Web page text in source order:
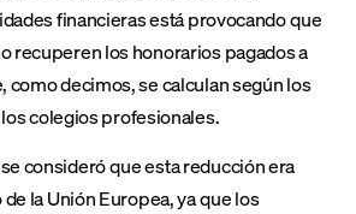
financieras está provocando que
recuperen los honorarios pagados a
como decimos, se calculan según los
colegios profesionales.
consideró que esta reducción era
la Unión Europea, ya que los